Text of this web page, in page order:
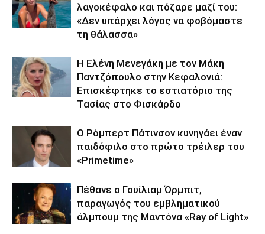
λαγοκέφαλο και πόζαρε μαζί του:
«Δεν υπάρχει λόγος να φοβόμαστε
τη θάλασσα»
Η Ελένη Μενεγάκη με τον Μάκη
Παντζόπουλο στην Κεφαλονιά:
Επισκέφτηκε το εστιατόριο της
Τασίας στο Φισκάρδο
Ο Ρόμπερτ Πάτινσον κυνηγάει έναν
παιδόφιλο στο πρώτο τρέιλερ του
«Primetime»
Πέθανε ο Γουίλιαμ Όρμπιτ,
παραγωγός του εμβληματικού
άλμπουμ της Μαντόνα «Ray of Light»